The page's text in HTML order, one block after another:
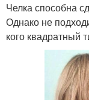
Челка способна
Однако не
кого квадратный